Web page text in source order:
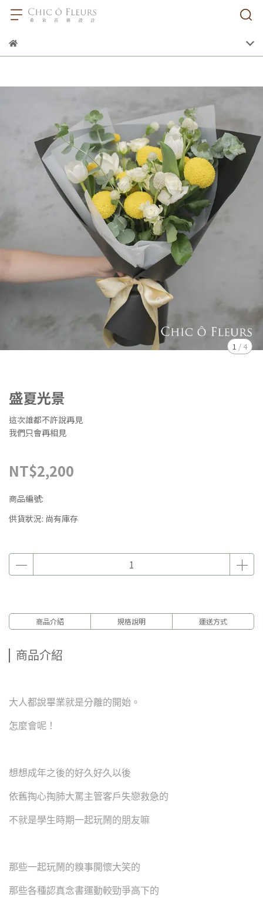
1 / 4
盛夏光景
這次誰都不許說再見
我們只會再相見
NT$2,200
商品編號:
供貨狀況: 尚有庫存
商品介紹 規格說明 運送方式
商品介紹
大人都說畢業就是分離的開始。
怎麼會呢！
想想成年之後的好久好久以後
依舊掏心掏肺大罵主管客戶失戀救急的
不就是學生時期一起玩鬧的朋友嘛
那些一起玩鬧的糗事開懷大笑的
那些各種認真念書運動較勁爭高下的